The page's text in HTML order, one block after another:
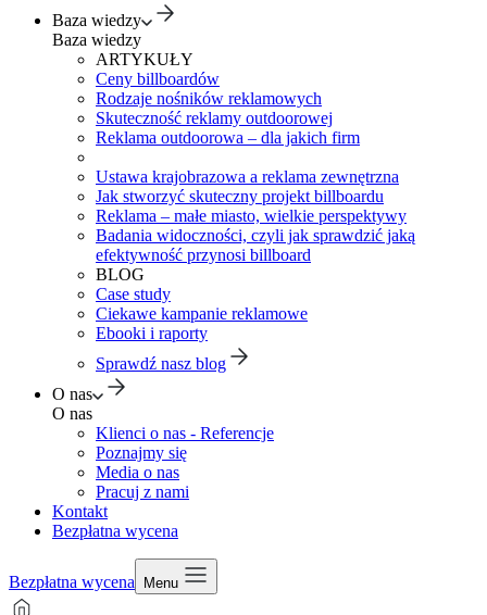
Baza wiedzy
Baza wiedzy
ARTYKUŁY
Ceny billboardów
Rodzaje nośników reklamowych
Skuteczność reklamy outdoorowej
Reklama outdoorowa – dla jakich firm
Ustawa krajobrazowa a reklama zewnętrzna
Jak stworzyć skuteczny projekt billboardu
Reklama – małe miasto, wielkie perspektywy
Badania widoczności, czyli jak sprawdzić jaką
efektywność przynosi billboard
BLOG
Case study
Ciekawe kampanie reklamowe
Ebooki i raporty
Sprawdź nasz blog
O nas
O nas
Klienci o nas - Referencje
Poznajmy się
Media o nas
Pracuj z nami
Kontakt
Bezpłatna wycena
Bezpłatna wycena Menu